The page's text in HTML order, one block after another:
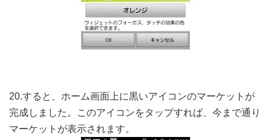
20.すると、ホーム画面上に黒いアイコンのマーケットが
完成しました。このアイコンをタップすれば、今まで通り
マーケットが表示されます。